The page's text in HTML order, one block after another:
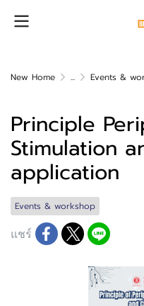
New Home ... Events &
Principle
Stimulation
application
Events & workshop
แชร์